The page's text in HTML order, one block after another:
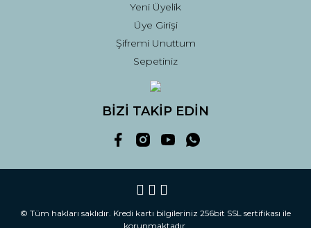
Yeni Üyelik
Üye Girişi
Şifremi Unuttum
Sepetiniz
BİZİ TAKİP EDİN
© Tüm hakları saklıdır. Kredi kartı bilgileriniz 256bit SSL sertifikası ile
korunmaktadır.